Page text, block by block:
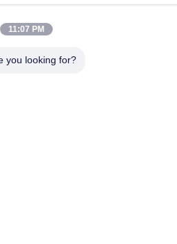
11:07 PM
you looking for?